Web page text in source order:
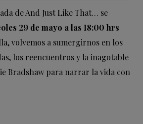
de And Just Like That… se
29 de mayo a las 18:00 hrs
volvemos a sumergirnos en los
los reencuentros y la inagotable
Bradshaw para narrar la vida con